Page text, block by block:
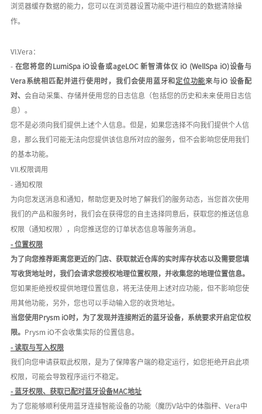
浏览器缓存数据的能力，您可以在浏览器设置功能中进行相应的数据清除操
作。
VI.Vera：
- 在您将您的LumiSpa iO设备或ageLOC 新智清体仪 iO (WellSpa iO)设备与
Vera系统相匹配并进行使用时 ， 我们会使用蓝牙和 定位功能来与 iO 设备配
对、会自动采集、存储并使用 您的日志信息（包括您的历史和未来使用日志信
息） 。
您不是必须向我们提供上述个人信息。但是，如果您选择不向我们提供个人信
息，那么我们可能无法向您提供该信息所对应的服务，但不会影响您使用我们
的基本功能。
VII.权限调用
- 通知权限
为向您发送消息和通知，帮助您更及时地了解我们的服务动态，当您首次使用
我们的产品和服务时，我们会在获得您的自主选择同意后，获取您的推送信息
权限（通知权限），向您推送您的订单状态信息等服务消息。
- 位置权限
为了向您推荐距离您更近的门店、获取就近仓库的实时库存状态以及需要您填
写收货地址时，我们会请求您授权地理位置权限，并收集您的地理位置信息。
您如果拒绝授权提供地理位置信息，将无法使用上述对应功能，但不影响您使
用其他功能，另外，您也可以手动输入您的收货地址。
当您使用 Prysm iO时，为了发现并连接附近的蓝牙设备，系统要求开启定位权
限。 Prysm iO不会收集实际的位置信息。
- 读取与写入权限
我们向您申请获取此权限，是为了保障客户端的稳定运行，如您拒绝开启此项
权限，可能会导致程序运行不稳定。
- 蓝牙权限、获取已配对蓝牙设备MAC地址
为了您能够顺利使用蓝牙连接智能设备的功能（魔历V站中的体脂秤、Vera中